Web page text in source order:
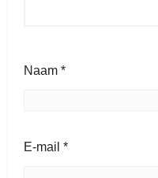
Naam *
E-mail *